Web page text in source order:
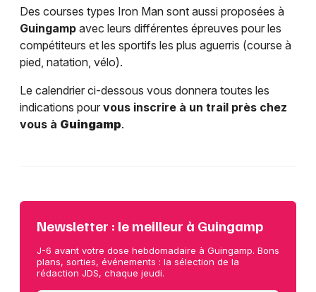
Des courses types Iron Man sont aussi proposées à
Guingamp avec leurs différentes épreuves pour les
compétiteurs et les sportifs les plus aguerris (course à
pied, natation, vélo).
Le calendrier ci-dessous vous donnera toutes les
indications pour vous inscrire à un trail près chez
vous à Guingamp.
Newsletter : le meilleur à Guingamp
J-6 avant votre dose hebdomadaire à Guingamp. Bons
plans, sorties, événements : la sélection de la
rédaction JDS, chaque jeudi.